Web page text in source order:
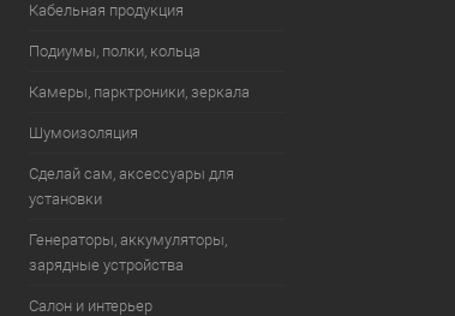
Кабельная продукция
Подиумы, полки, кольца
Камеры, парктроники, зеркала
Шумоизоляция
Сделай сам, аксессуары для
установки
Генераторы, аккумуляторы,
зарядные устройства
Салон и интерьер